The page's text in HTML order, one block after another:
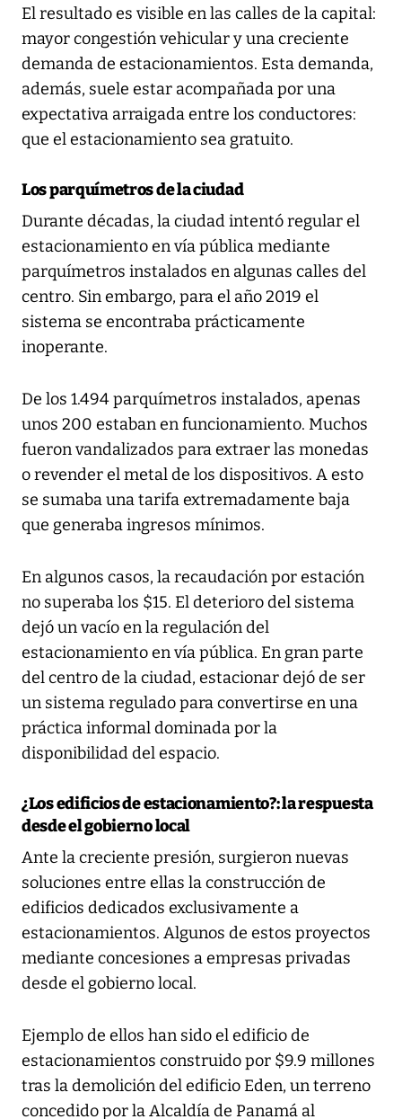
El resultado es visible en las calles de la capital:
mayor congestión vehicular y una creciente
demanda de estacionamientos. Esta demanda,
además, suele estar acompañada por una
expectativa arraigada entre los conductores:
que el estacionamiento sea gratuito.
Los parquímetros de la ciudad
Durante décadas, la ciudad intentó regular el
estacionamiento en vía pública mediante
parquímetros instalados en algunas calles del
centro. Sin embargo, para el año 2019 el
sistema se encontraba prácticamente
inoperante.
De los 1.494 parquímetros instalados, apenas
unos 200 estaban en funcionamiento. Muchos
fueron vandalizados para extraer las monedas
o revender el metal de los dispositivos. A esto
se sumaba una tarifa extremadamente baja
que generaba ingresos mínimos.
En algunos casos, la recaudación por estación
no superaba los $15. El deterioro del sistema
dejó un vacío en la regulación del
estacionamiento en vía pública. En gran parte
del centro de la ciudad, estacionar dejó de ser
un sistema regulado para convertirse en una
práctica informal dominada por la
disponibilidad del espacio.
¿Los edificios de estacionamiento?: la respuesta
desde el gobierno local
Ante la creciente presión, surgieron nuevas
soluciones entre ellas la construcción de
edificios dedicados exclusivamente a
estacionamientos. Algunos de estos proyectos
mediante concesiones a empresas privadas
desde el gobierno local.
Ejemplo de ellos han sido el edificio de
estacionamientos construido por $9.9 millones
tras la demolición del edificio Eden, un terreno
concedido por la Alcaldía de Panamá al